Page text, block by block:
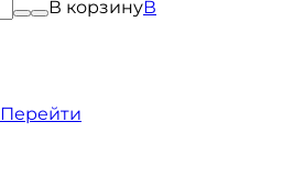
В корзинуВ
Перейти